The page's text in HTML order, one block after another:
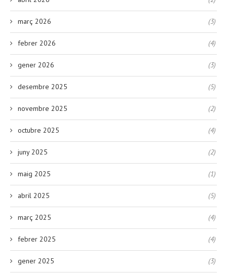
març 2026 (3)
febrer 2026 (4)
gener 2026 (3)
desembre 2025 (5)
novembre 2025 (2)
octubre 2025 (4)
juny 2025 (2)
maig 2025 (1)
abril 2025 (5)
març 2025 (4)
febrer 2025 (4)
gener 2025 (3)